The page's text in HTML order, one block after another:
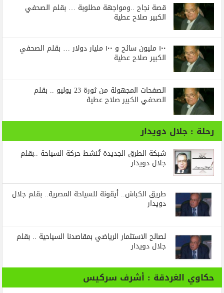
قصة نجاح ..ومواجهة مطلوبة … بقلم الصحفي
الكبير صلاح عطية
١٠٠ مليون سائح و ١٠٠ مليار دولار … بقلم الصحفي
الكبير صلاح عطية
الصفحات المجهولة من ثورة 23 يوليو .. بقلم
الصحفي الكبير صلاح عطية
رحلة : جلال دويدار
شبكة الطرق الجديدة تُنشط حركة السياحة ..بقلم
جلال دويدار
طريق الكباش.. أيقونة للسياحة المصرية.. بقلم جلال
دويدار
لصالح الاستثمار الرياضي بمقاصدنا السياحية .. بقلم
جلال دويدار
حكاوي الغردقة : أشرف سركيس